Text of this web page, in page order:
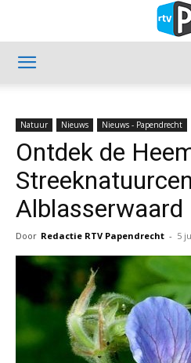
Natuur Nieuws Nieuws - Papendrecht
Ontdek de
Alblasserwaard
Door Redactie RTV Papendrecht - 5